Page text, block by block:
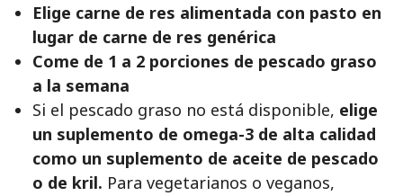
Elige carne de res alimentada con pasto en
lugar de carne de res genérica
Come de 1 a 2 porciones de pescado graso
a la semana
Si el pescado graso no está disponible, elige
un suplemento de omega-3 de alta calidad
como un suplemento de aceite de pescado
o de kril. Para vegetarianos o veganos,